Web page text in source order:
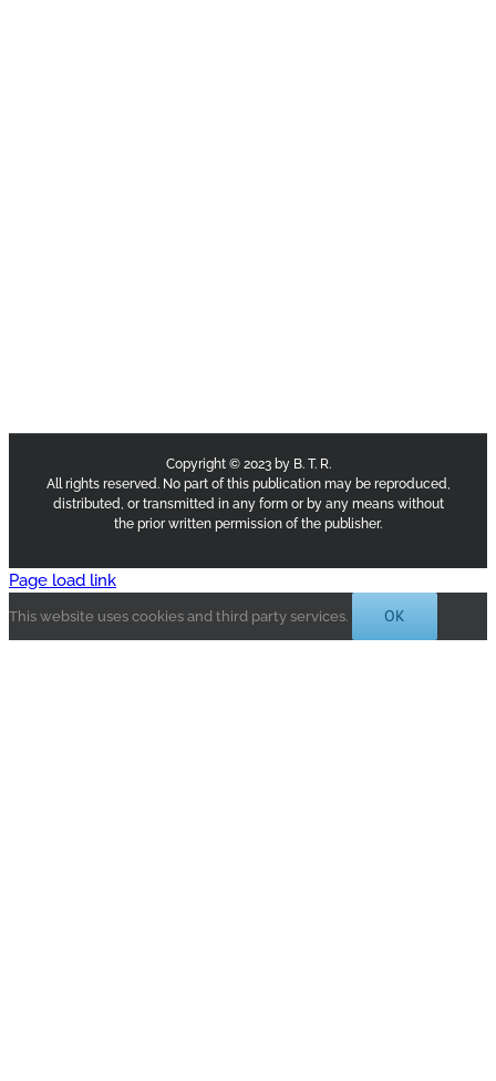
Copyright © 2023 by B. T. R.
All rights reserved. No part of this publication may be reproduced,
distributed, or transmitted in any form or by any means without
the prior written permission of the publisher.
Page load link
This website uses cookies and third party services. OK